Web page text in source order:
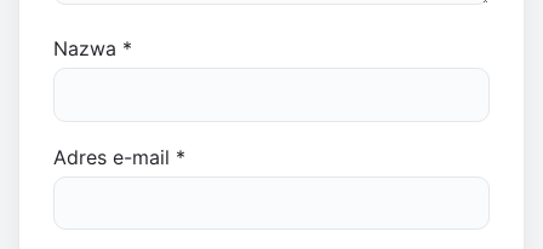
Nazwa *
Adres e-mail *